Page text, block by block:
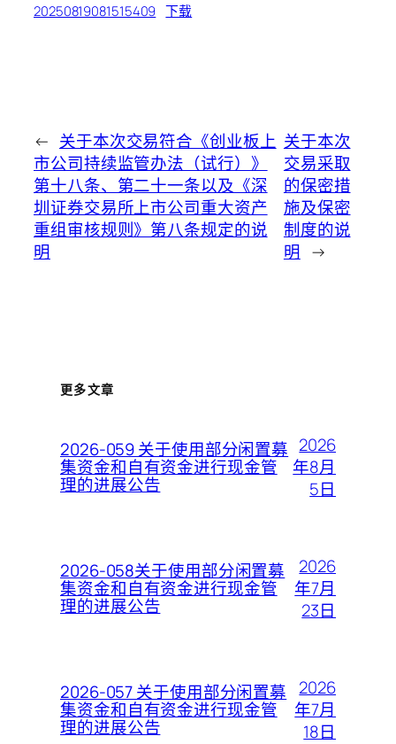
20250819081515409 下载
← 关于本次交易符合《创业板上
市公司持续监管办法（试行）》
第十八条、第二十一条以及《深
圳证券交易所上市公司重大资产
重组审核规则》第八条规定的说
明
关于本次
交易采取
的保密措
施及保密
制度的说
明 →
更多文章
2026-059 关于使用部分闲置募
集资金和自有资金进行现金管
理的进展公告
2026
年8月
5日
2026-058关于使用部分闲置募
集资金和自有资金进行现金管
理的进展公告
2026
年7月
23日
2026-057 关于使用部分闲置募
集资金和自有资金进行现金管
理的进展公告
2026
年7月
18日